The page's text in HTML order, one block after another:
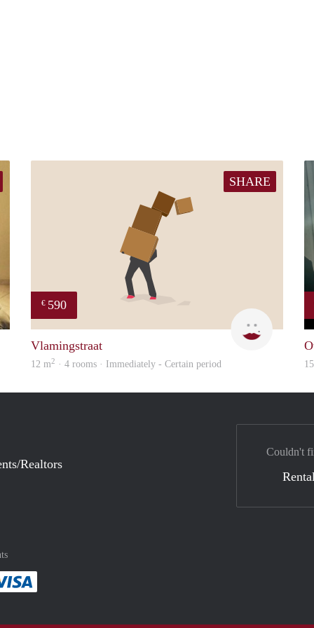
finder
SHARE
€ 590
Vlamingstraat
12 m2 · 4 rooms · Immediately - Certain period
Realtors
method
with :payment method
Couldn't